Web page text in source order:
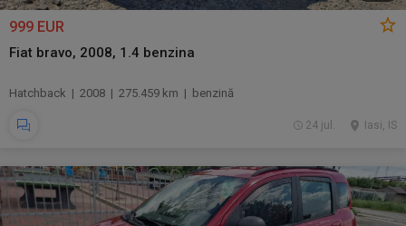
999 EUR
Fiat bravo, 2008, 1.4 benzina
Hatchback | 2008 | 275.459 km | benzină
Iasi, IS
24 jul.